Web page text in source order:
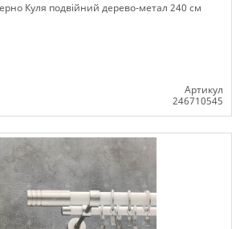
Куля подвійний дерево-метал 240 см
Артикул
246710545